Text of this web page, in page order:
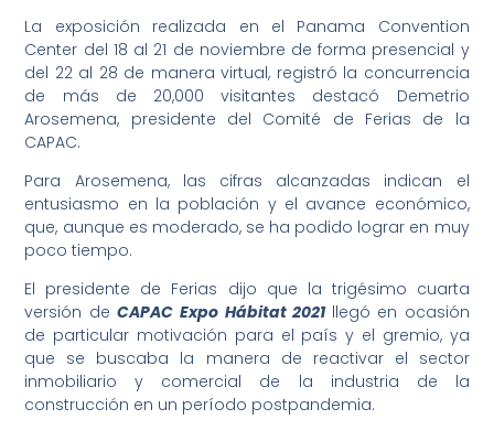
La exposición realizada en el Panama Convention
Center del 18 al 21 de noviembre de forma presencial y
del 22 al 28 de manera virtual, registró la concurrencia
de más de 20,000 visitantes destacó Demetrio
Arosemena, presidente del Comité de Ferias de la
CAPAC.
Para Arosemena, las cifras alcanzadas indican el
entusiasmo en la población y el avance económico,
que, aunque es moderado, se ha podido lograr en muy
poco tiempo.
El presidente de Ferias dijo que la trigésimo cuarta
versión deCAPAC Expo Hábitat 2021 llegó en ocasión
de particular motivación para el país y el gremio, ya
que se buscaba la manera de reactivar el sector
inmobiliario y comercial de la industria de la
construcción en un período postpandemia.